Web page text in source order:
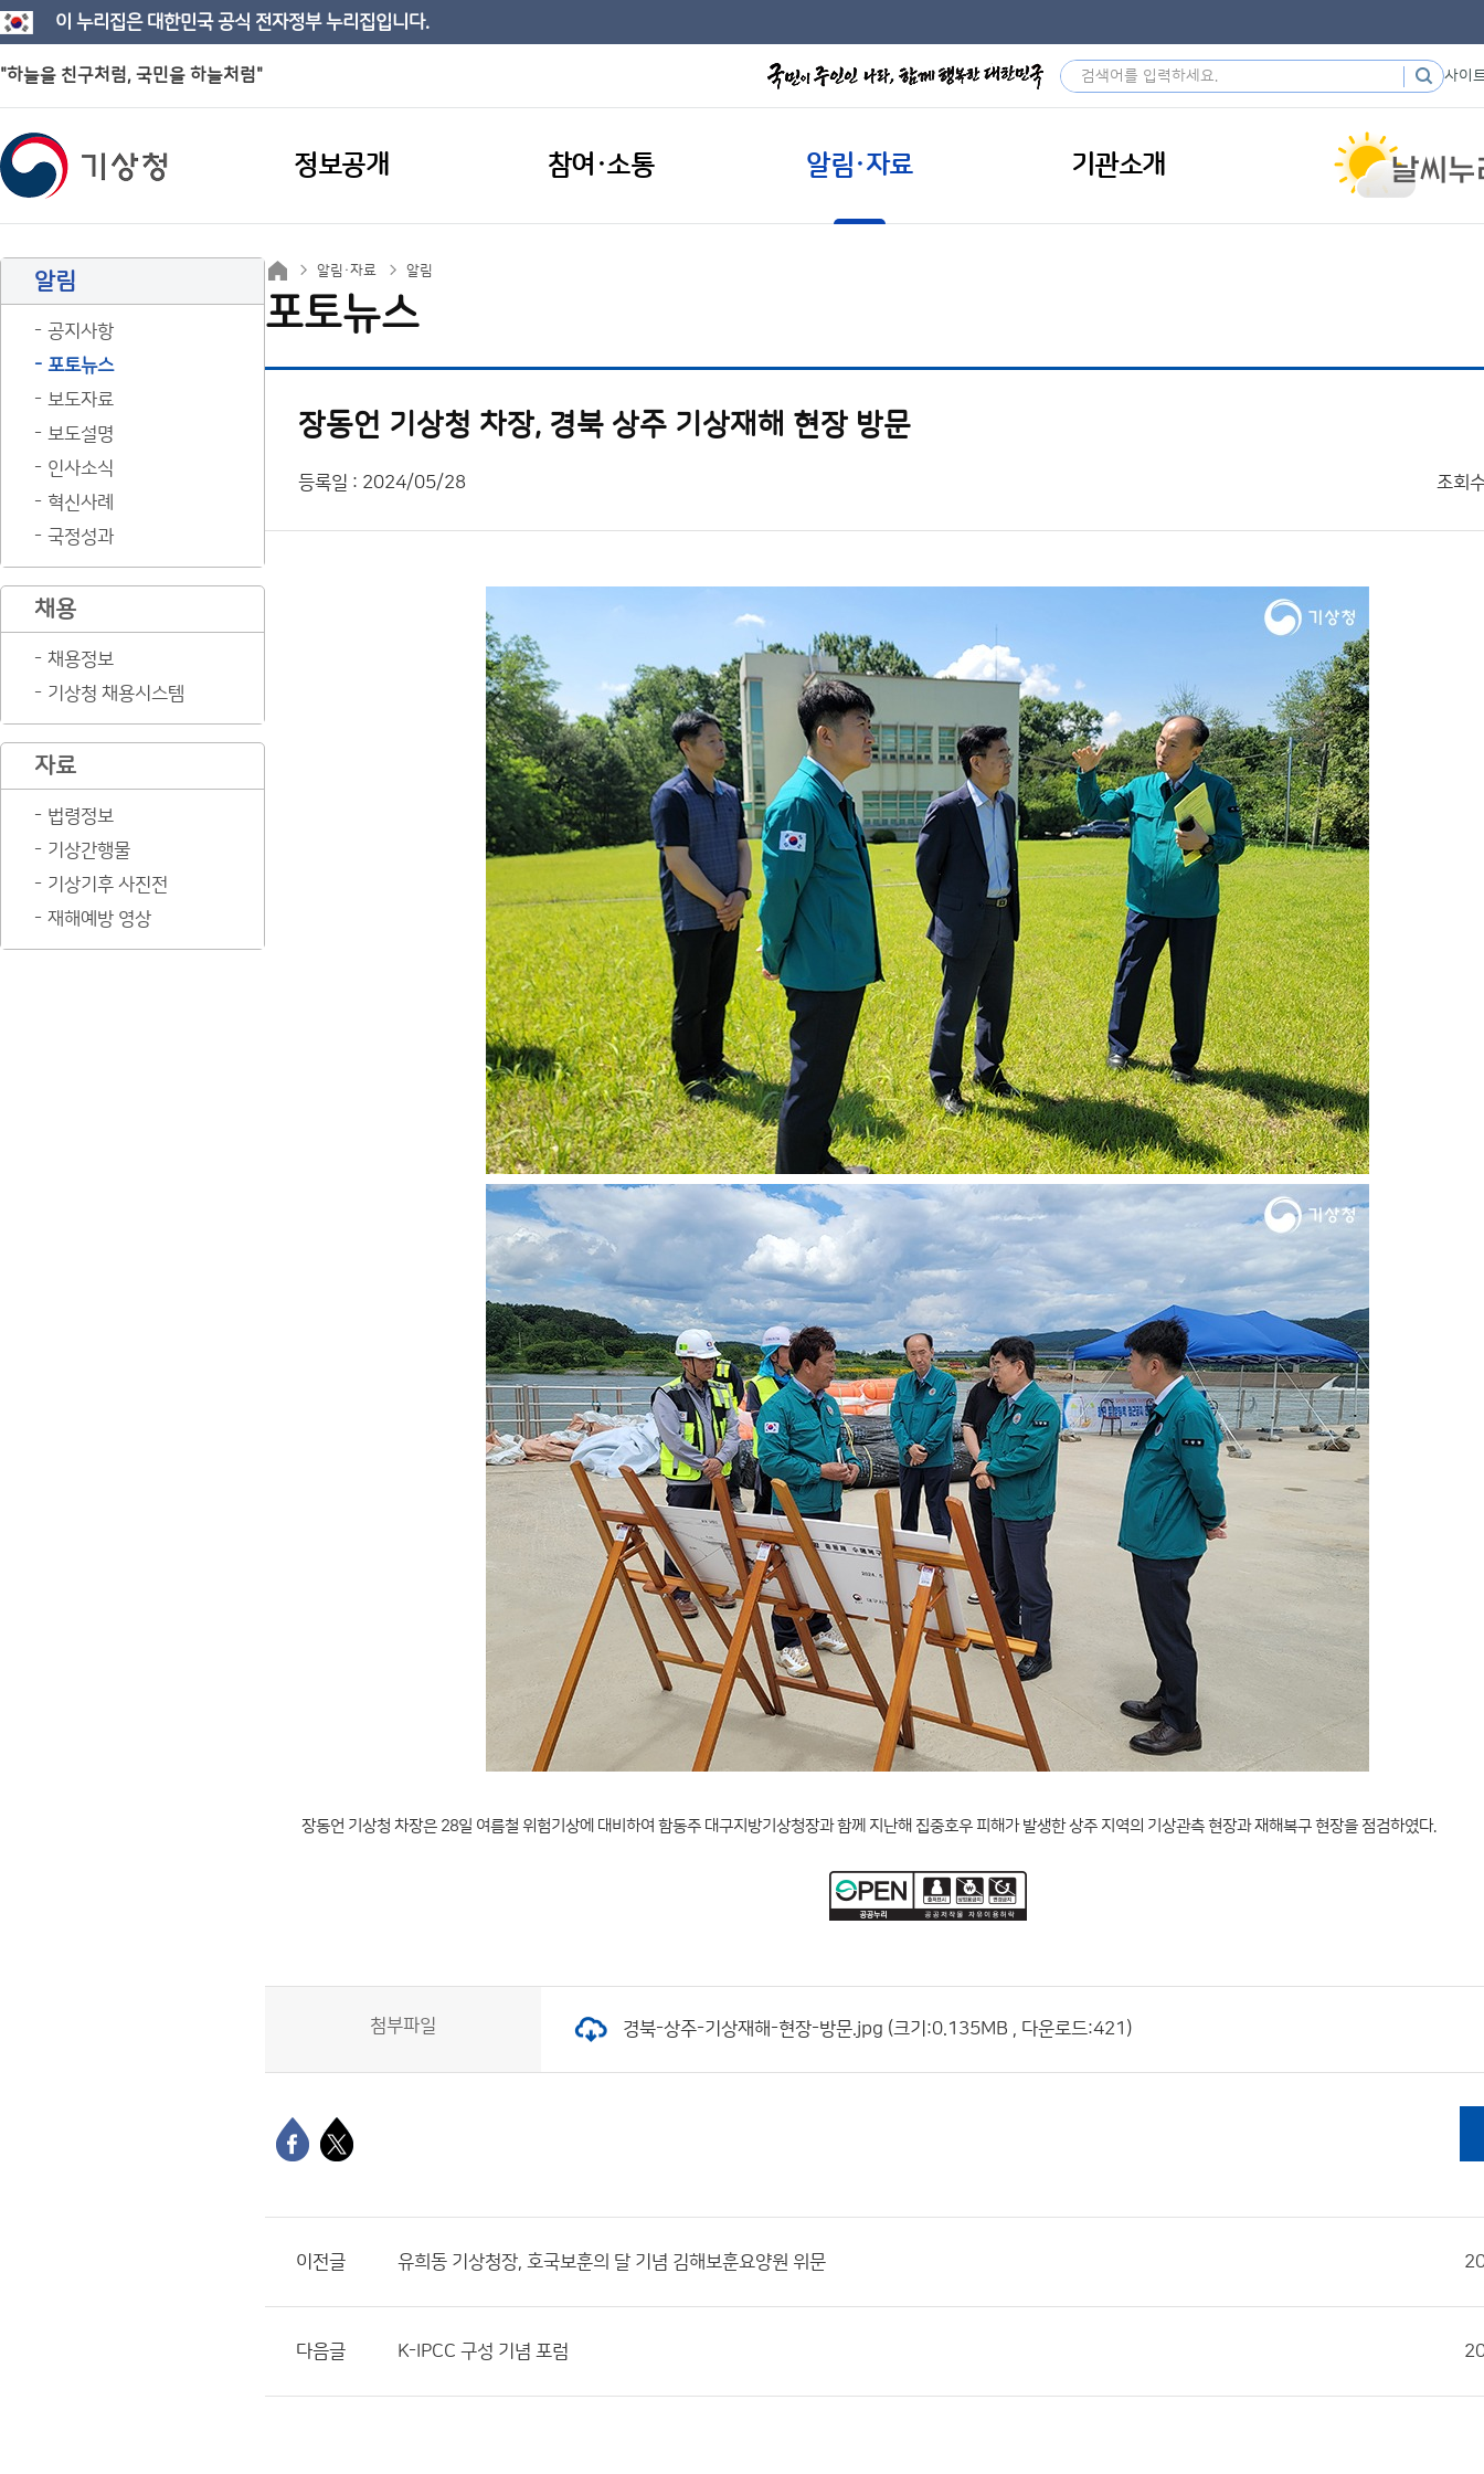
이 누리집은 대한민국 공식 전자정부 누리집입니다.
"하늘을 친구처럼, 국민을 하늘처럼" 사이
정보공개 참여·소통 알림·자료 기관소개
알림
공지사항
포토뉴스
보도자료
보도설명
인사소식
혁신사례
국정성과
채용
채용정보
기상청 채용시스템
자료
법령정보
기상간행물
기상기후 사진전
재해예방 영상
알림·자료 알림
포토뉴스
장동언 기상청 차장, 경북 상주 기상재해 현장 방문
등록일 : 2024/05/28 조회
장동언 기상청 차장은 28일 여름철 위험기상에 대비하여 함동주 대구지방기상청장과 함께 지난해 집중호우 피해가 발생한 상주 지역의 기상관측 현장과 재해복구 현장을 점검하였다.
첨부파일 경북-상주-기상재해-현장-방문.jpg (크기:0.135MB , 다운로드:421)
이전글 유희동 기상청장, 호국보훈의 달 기념 김해보훈요양원 위문
다음글 K-IPCC 구성 기념 포럼